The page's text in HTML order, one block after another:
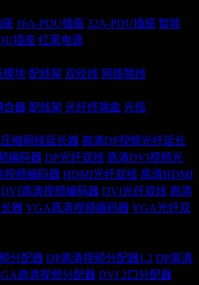
座 16A-PDU插座 32A-PDU插座 智能
插座 红黑电源
模块 配线架 双绞线 网络跳线
合器 配线架 光纤终端盒 光缆
缩网线延长器 高清DP视频光纤延长
编码器 DP光纤双线 高清DVI视频光
视频编码器 HDMI光纤双线 高清HDMI
DVI高清视频编码器 DVI光纤双线 高清
器 VGA高清视频编码器 VGA光纤双
分配器 DP高清视频分配器1.2 DP高清
高清视频分配器 DVI 2口分配器